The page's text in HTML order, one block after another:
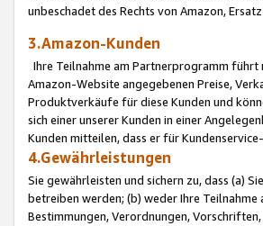
unbeschadet des Rechts von Amazon,
3.Amazon-Kunden
Ihre Teilnahme am Partnerprogramm führt
Amazon-Website angegebenen Preise,
Produktverkäufe für diese Kunden und
sich einer unserer Kunden in einer
Kunden mitteilen, dass er für
4.Gewährleistungen
Sie gewährleisten und sichern zu, dass (a)
betreiben werden; (b) weder Ihre
Bestimmungen, Verordnungen,